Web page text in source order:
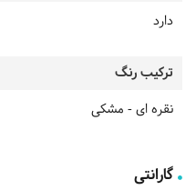
دارد
ترکیب رنگ
نقره ای - مشکی
گارانتی